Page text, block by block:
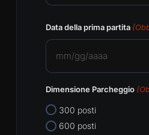
Data della prima partita
GG
slash
AAAA
Dimensione Parcheggio
300 posti
600 posti